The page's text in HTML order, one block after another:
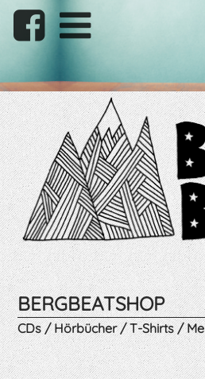
BERGBEATSHOP
CDs / Hörbücher / T-Shirts /